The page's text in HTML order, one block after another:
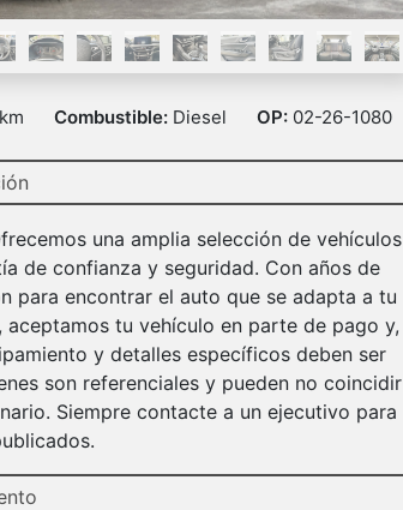
Combustible: Diesel OP: 02-26-1080
una amplia selección de vehículos
de confianza y seguridad. Con años de
para encontrar el auto que se adapta a tu
aceptamos tu vehículo en parte de pago y,
y detalles específicos deben ser
son referenciales y pueden no coincidir
Siempre contacte a un ejecutivo para